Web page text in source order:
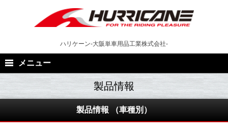
ハリケーン-大阪単車用品工業株式会社-
メニュー
製品情報 （車種別）